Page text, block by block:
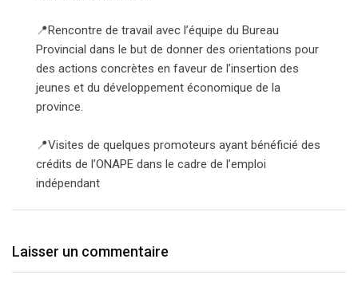
📍Rencontre de travail avec l’équipe du Bureau
Provincial dans le but de donner des orientations pour
des actions concrètes en faveur de l’insertion des
jeunes et du développement économique de la
province.
📍Visites de quelques promoteurs ayant bénéficié des
crédits de l’ONAPE dans le cadre de l’emploi
indépendant
Laisser un commentaire